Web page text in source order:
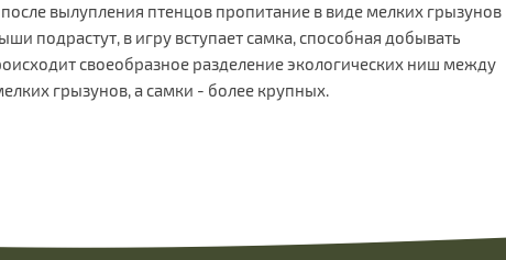
вылупления птенцов пропитание в виде мелких грызунов
подрастут, в игру вступает самка, способная добывать
своеобразное разделение экологических ниш между
грызунов, а самки - более крупных.